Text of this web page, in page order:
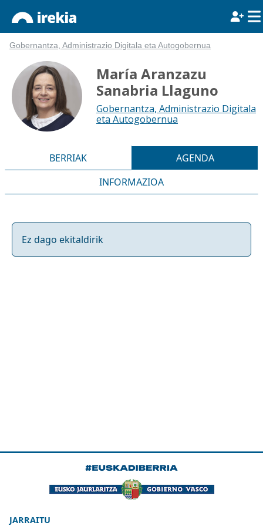
Gobernantza, Administrazio Digitala eta Autogobernua
María Aranzazu
Sanabria Llaguno
Gobernantza, Administrazio Digitala
eta Autogobernua
BERRIAK
AGENDA
INFORMAZIOA
Ez dago ekitaldirik
JARRAITU